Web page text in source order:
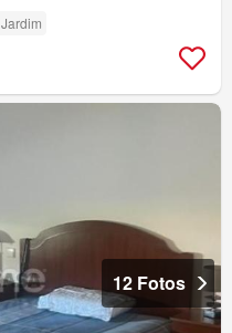
Jardim
12 Fotos